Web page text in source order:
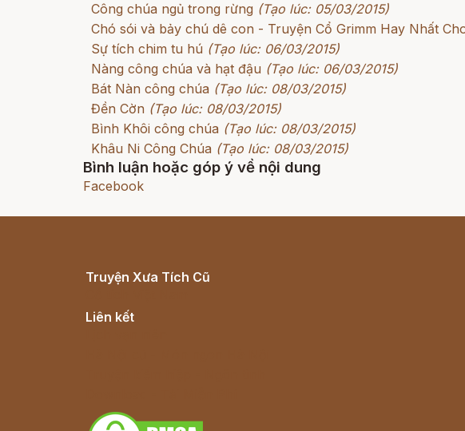
Công chúa ngủ trong rừng (Tạo lúc: 05/03/2015)
Chó sói và bảy chú dê con - Truyện Cổ Grimm Hay Nhất
Sự tích chim tu hú (Tạo lúc: 06/03/2015)
Nàng công chúa và hạt đậu (Tạo lúc: 06/03/2015)
Bát Nàn công chúa (Tạo lúc: 08/03/2015)
Đền Cờn (Tạo lúc: 08/03/2015)
Bình Khôi công chúa (Tạo lúc: 08/03/2015)
Khâu Ni Công Chúa (Tạo lúc: 08/03/2015)
Bình luận hoặc góp ý về nội dung
Facebook
Truyện Xưa Tích Cũ
Liên kết